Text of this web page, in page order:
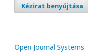
Kézirat benyújtása
Open Journal Systems